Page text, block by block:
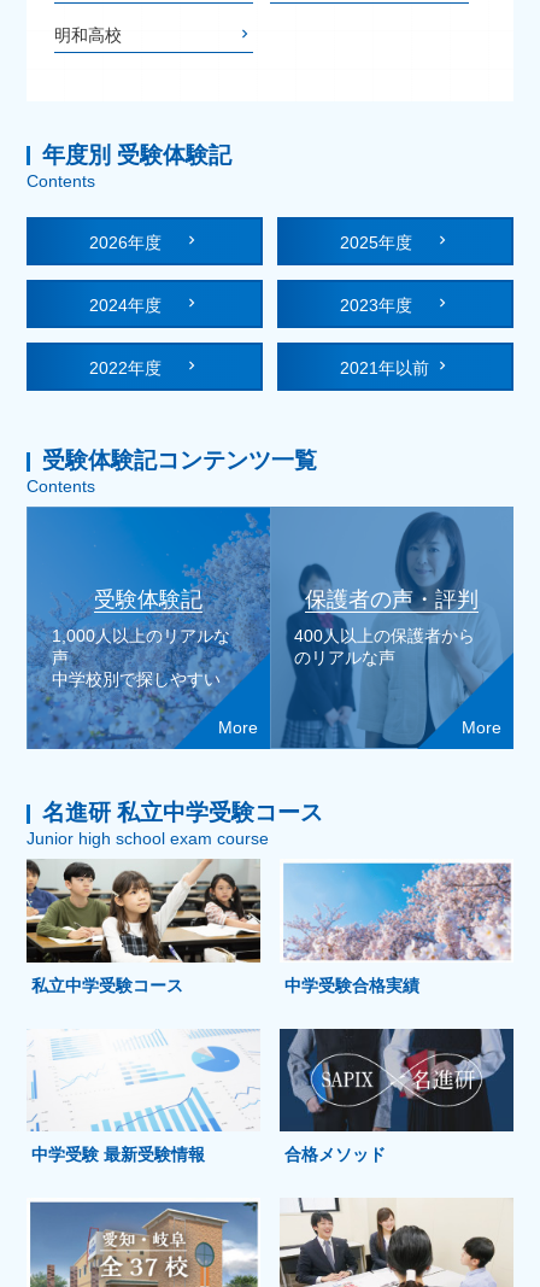
明和高校
年度別 受験体験記
Contents
2026年度 2025年度
2024年度 2023年度
2022年度 2021年以前
受験体験記コンテンツ一覧
Contents
受験体験記
1,000人以上のリアルな
声
中学校別で探しやすい
More
保護者の声・評判
400人以上の保護者から
のリアルな声
More
名進研 私立中学受験コース
Junior high school exam course
私立中学受験コース 中学受験合格実績
中学受験 最新受験情報 合格メソッド